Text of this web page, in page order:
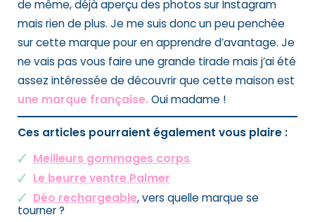
de même, déjà aperçu des photos sur Instagram
mais rien de plus. Je me suis donc un peu penchée
sur cette marque pour en apprendre d’avantage. Je
ne vais pas vous faire une grande tirade mais j’ai été
assez intéressée de découvrir que cette maison est
une marque française. Oui madame !
Ces articles pourraient également vous plaire :
Meilleurs gommages corps
Le beurre ventre Palmer
Déo rechargeable, vers quelle marque se
tourner ?